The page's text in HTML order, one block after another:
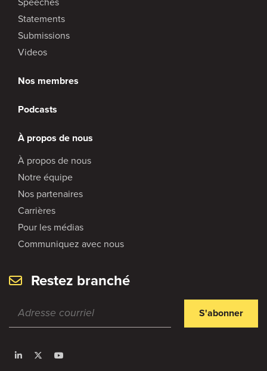
Statements
Submissions
Videos
Nos membres
Podcasts
À propos de nous
À propos de nous
Notre équipe
Nos partenaires
Carrières
Pour les médias
Communiquez avec nous
Restez branché
S'abonner